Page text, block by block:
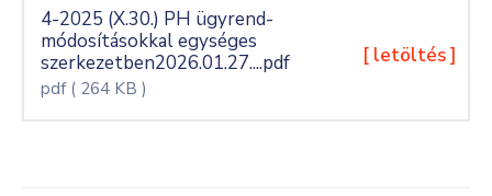
4-2025 (X.30.) PH ügyrend-
módosításokkal egységes
szerkezetben2026.01.27....pdf
pdf ( 264 KB )
[ letöltés ]